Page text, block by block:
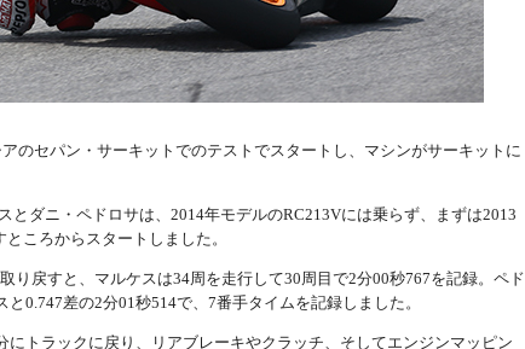
のセパン・サーキットでのテストでスタートし、マシンがサーキットに
とダニ・ペドロサは、2014年モデルのRC213Vには乗らず、まずは2013
ころからスタートしました。
り戻すと、マルケスは34周を走行して30周目で2分00秒767を記録。ペド
0.747差の2分01秒514で、7番手タイムを記録しました。
にトラックに戻り、リアブレーキやクラッチ、そしてエンジンマッピン